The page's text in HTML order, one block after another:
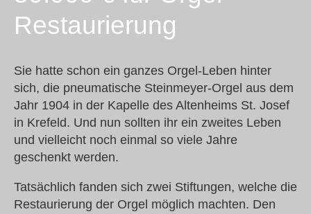
Restaurierung
Sie hatte schon ein ganzes Orgel-Leben hinter
sich, die pneumatische Steinmeyer-Orgel aus dem
Jahr 1904 in der Kapelle des Altenheims St. Josef
in Krefeld. Und nun sollten ihr ein zweites Leben
und vielleicht noch einmal so viele Jahre
geschenkt werden.
Tatsächlich fanden sich zwei Stiftungen, welche die
Restaurierung der Orgel möglich machten. Den